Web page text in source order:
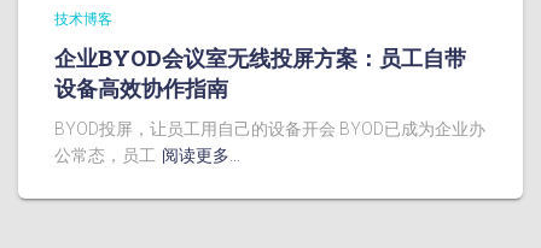
技术博客
企业BYOD会议室无线投屏方案：员工自带
设备高效协作指南
BYOD投屏，让员工用自己的设备开会 BYOD已成为企业办
公常态，员工 阅读更多…